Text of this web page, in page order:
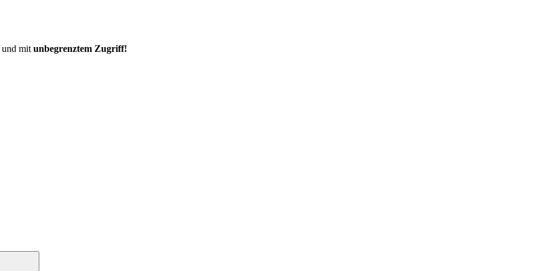
und mit unbegrenztem Zugriff!